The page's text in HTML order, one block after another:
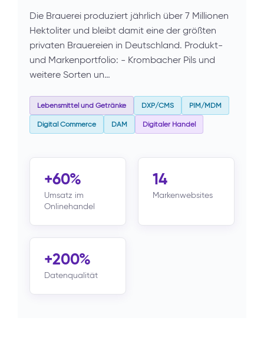
Die Brauerei produziert jährlich über 7 Millionen
Hektoliter und bleibt damit eine der größten
privaten Brauereien in Deutschland. Produkt-
und Markenportfolio: - Krombacher Pils und
weitere Sorten un…
Lebensmittel und Getränke DXP/CMS PIM/MDM
Digital Commerce DAM Digitaler Handel
+60%
Umsatz im
Onlinehandel
14
Markenwebsites
+200%
Datenqualität